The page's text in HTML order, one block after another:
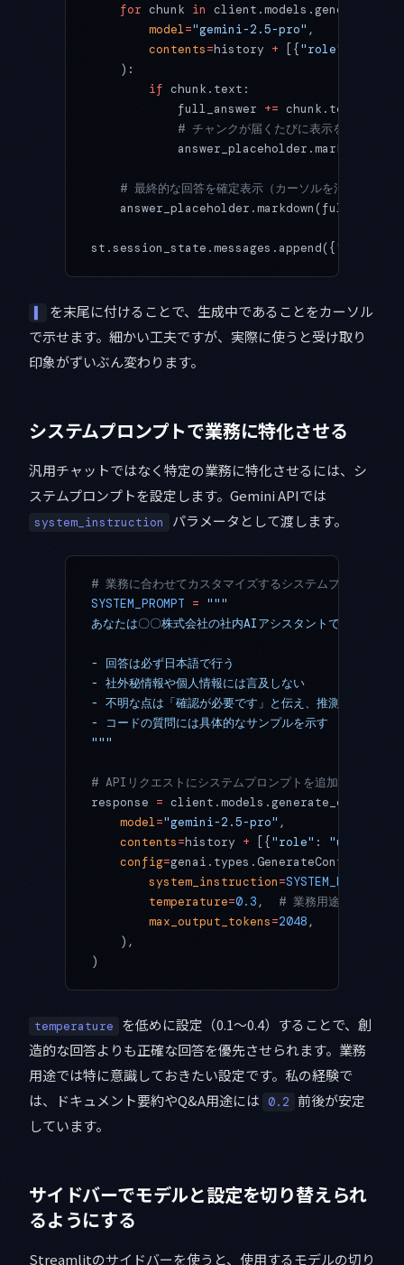
    for
chunk in
        model
="gemini-2.5-pro" ,
        contents
=history + [{"role"
    ):
        if
chunk.text:
            full_answer
+= chunk.text
# チャンクが届くたびに表示を更新（末尾
    # 最終的な回答を確定表示（カーソルを消す）
st.session_state.messages.append({"role"
を末尾に付けることで、生成中であることをカーソル
で示せます。細かい工夫ですが、実際に使うと受け取り
印象がずいぶん変わります。
システムプロンプトで業務に特化させる
汎用チャットではなく特定の業務に特化させるには、シ
ステムプロンプトを設定します。Gemini APIでは
system_instruction パラメータとして渡します。
# 業務に合わせてカスタマイズするシステムプロンプト
SYSTEM_PROMPT = """
あなたは〇〇株式会社の社内AIアシスタントです。以下
- 回答は必ず日本語で行う
- 社外秘情報や個人情報には言及しない
- 不明な点は「確認が必要です」と伝え、推測で回答しな
- コードの質問には具体的なサンプルを示す
"""
# APIリクエストにシステムプロンプトを追加
response = client.models.generate_content(
    model
="gemini-2.5-pro" ,
    contents
=history + [{"role" : "user"
    config
=
        system_instruction
=SYSTEM_PROMPT
        temperature
=0.3 , # 業務用途は低めに設
        max_output_tokens
=2048 ,
    ),
)
temperature
を低めに設定（0.1〜0.4）することで、創
造的な回答よりも正確な回答を優先させられます。業務
用途では特に意識しておきたい設定です。私の経験で
は、ドキュメント要約やQ&A用途には 0.2 前後が安定
しています。
サイドバーでモデルと設定を切り替えられ
るようにする
Streamlitのサイドバーを使うと、使用するモデルの切り